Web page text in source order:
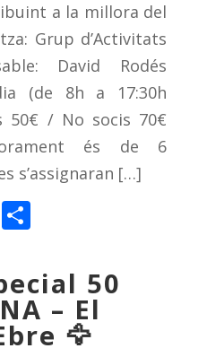
a la millora del
Grup d’Activitats
David Rodés
(de 8h a 17:30h
50€ / No socis 70€
és de 6
s’assignaran […]
Comparteix
50
– El
🦅